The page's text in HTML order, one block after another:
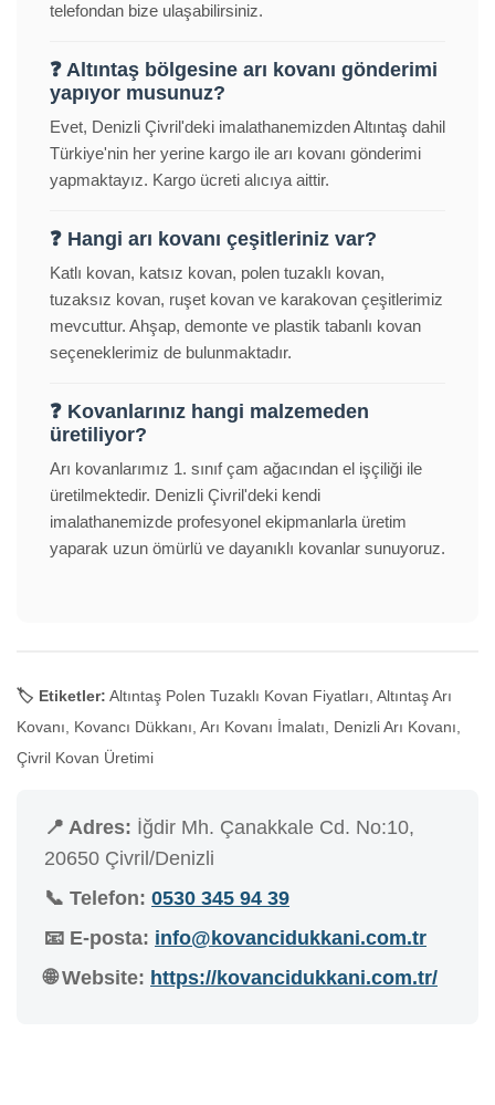
telefondan bize ulaşabilirsiniz.
❓ Altıntaş bölgesine arı kovanı gönderimi
yapıyor musunuz?
Evet, Denizli Çivril'deki imalathanemizden Altıntaş dahil
Türkiye'nin her yerine kargo ile arı kovanı gönderimi
yapmaktayız. Kargo ücreti alıcıya aittir.
❓ Hangi arı kovanı çeşitleriniz var?
Katlı kovan, katsız kovan, polen tuzaklı kovan,
tuzaksız kovan, ruşet kovan ve karakovan çeşitlerimiz
mevcuttur. Ahşap, demonte ve plastik tabanlı kovan
seçeneklerimiz de bulunmaktadır.
❓ Kovanlarınız hangi malzemeden
üretiliyor?
Arı kovanlarımız 1. sınıf çam ağacından el işçiliği ile
üretilmektedir. Denizli Çivril'deki kendi
imalathanemizde profesyonel ekipmanlarla üretim
yaparak uzun ömürlü ve dayanıklı kovanlar sunuyoruz.
🏷️ Etiketler: Altıntaş Polen Tuzaklı Kovan Fiyatları, Altıntaş Arı
Kovanı, Kovancı Dükkanı, Arı Kovanı İmalatı, Denizli Arı Kovanı,
Çivril Kovan Üretimi
📍 Adres: İğdir Mh. Çanakkale Cd. No:10,
20650 Çivril/Denizli
📞 Telefon: 0530 345 94 39
📧 E-posta: info@kovancidukkani.com.tr
🌐 Website: https://kovancidukkani.com.tr/